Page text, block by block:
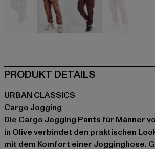
PRODUKT DETAILS
URBAN CLASSICS
Cargo Jogging
Die Cargo Jogging Pants für Männer
in Olive verbindet den praktischen
mit dem Komfort einer Jogginghose.